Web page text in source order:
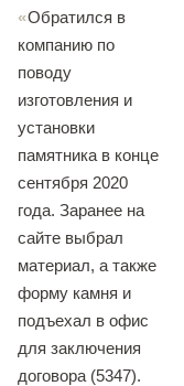
Обратился в
компанию по
поводу
изготовления и
установки
памятника в конце
сентября 2020
года. Заранее на
сайте выбрал
материал, а также
форму камня и
подъехал в офис
для заключения
договора (5347).